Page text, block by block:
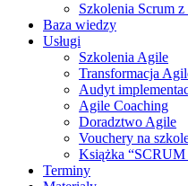
Szkolenia Scrum
Baza wiedzy
Usługi
Szkolenia Agile
Transformacja
Audyt
Agile Coaching
Doradztwo Agile
Vouchery na
Książka
Terminy